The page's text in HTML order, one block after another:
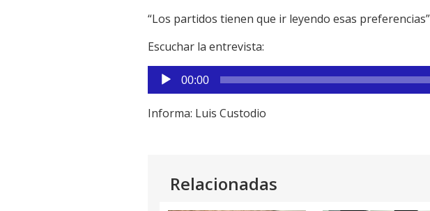
“Los partidos tienen que ir leyendo esas
Escuchar la entrevista:
Reproductor
de
audio
00:00
Informa: Luis Custodio
Relacionadas